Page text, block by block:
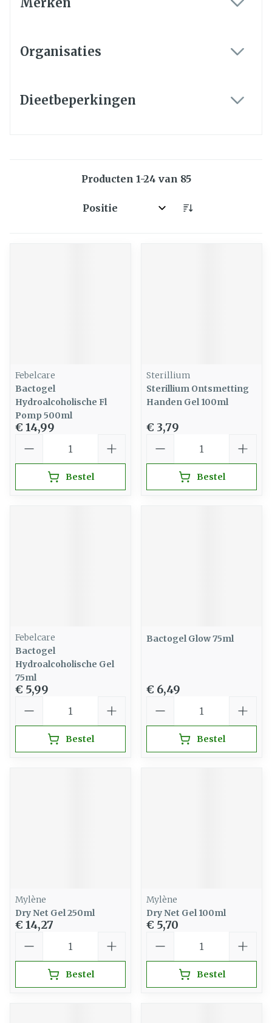
Organisaties
Dieetbeperkingen
Producten 1-24 van 85
Sorteer op:
Febelcare
Bactogel
Hydroalcoholische Fl
Pomp 500ml
€ 14,99
Bestel
Sterillium
Sterillium Ontsmetting
Handen Gel 100ml
€ 3,79
Bestel
Febelcare
Bactogel
Hydroalcoholische Gel
75ml
€ 5,99
Bestel
Bactogel Glow 75ml
€ 6,49
Bestel
Mylène
Dry Net Gel 250ml
€ 14,27
Bestel
Mylène
Dry Net Gel 100ml
€ 5,70
Bestel